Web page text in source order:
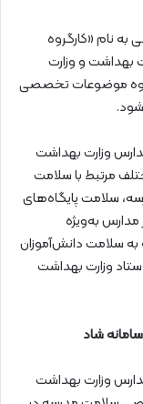
نام «کارگروه
بهداشت و وزارت
موضوعات تخصصی
وزارت بهداشت
مرتبط با سلامت
سلامت پایگاه‌های
به‌ویژه
به سلامت دانش‌آموزان
وزارت بهداشت
شاد
وزارت بهداشت